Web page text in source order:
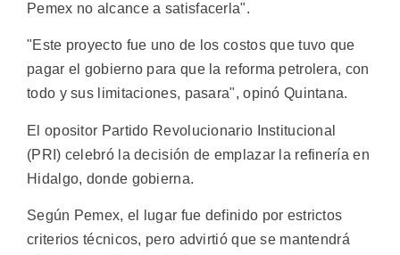
Pemex no alcance a satisfacerla".
"Este proyecto fue uno de los costos que tuvo que
pagar el gobierno para que la reforma petrolera, con
todo y sus limitaciones, pasara", opinó Quintana.
El opositor Partido Revolucionario Institucional
(PRI) celebró la decisión de emplazar la refinería en
Hidalgo, donde gobierna.
Según Pemex, el lugar fue definido por estrictos
criterios técnicos, pero advirtió que se mantendrá